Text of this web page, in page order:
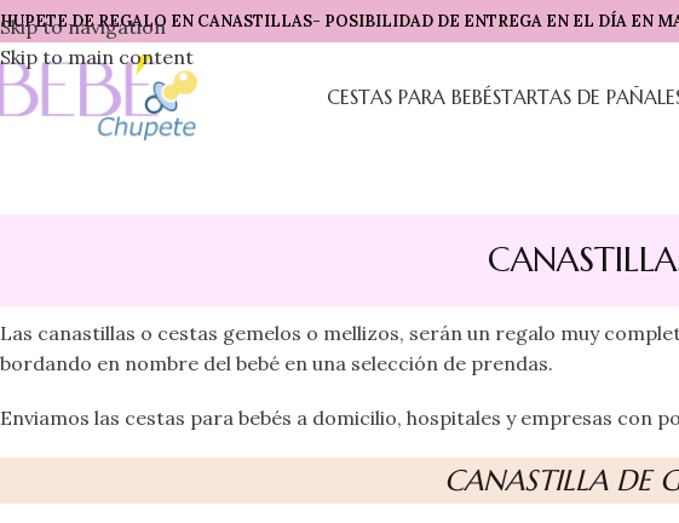
Skip to navigation
Skip to main content
DE REGALO EN CANASTILLAS- POSIBILIDAD DE ENTREGA EN EL DÍA EN
CESTAS PARA BEBÉSTARTAS DE
Las canastillas o cestas gemelos o mellizos, serán un regalo muy
bordando en nombre del bebé en una selección de prendas.
Enviamos las cestas para bebés a domicilio, hospitales y empresas con
CANASTILLA DE